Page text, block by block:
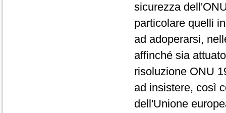
sicurezza
particolare quelli
ad adoperarsi,
affinché sia
risoluzione ONU
ad insistere, così
dell'Unione